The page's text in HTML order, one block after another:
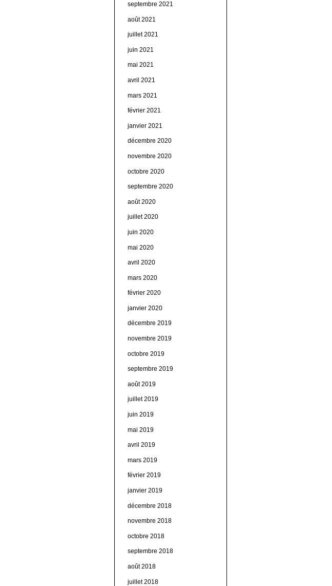
septembre 2021
août 2021
juillet 2021
juin 2021
mai 2021
avril 2021
mars 2021
février 2021
janvier 2021
décembre 2020
novembre 2020
octobre 2020
septembre 2020
août 2020
juillet 2020
juin 2020
mai 2020
avril 2020
mars 2020
février 2020
janvier 2020
décembre 2019
novembre 2019
octobre 2019
septembre 2019
août 2019
juillet 2019
juin 2019
mai 2019
avril 2019
mars 2019
février 2019
janvier 2019
décembre 2018
novembre 2018
octobre 2018
septembre 2018
août 2018
juillet 2018